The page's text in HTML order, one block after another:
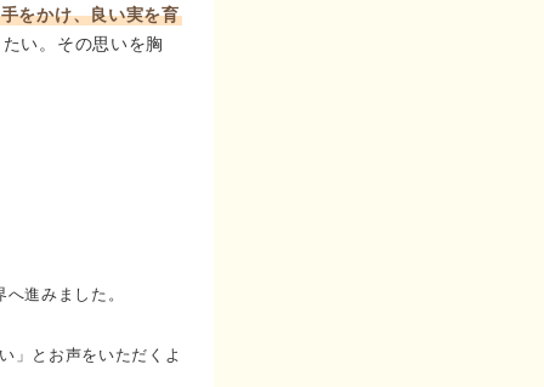
をかけ、良い実を育
い。その思いを胸
進みました。
」とお声をいただくよ